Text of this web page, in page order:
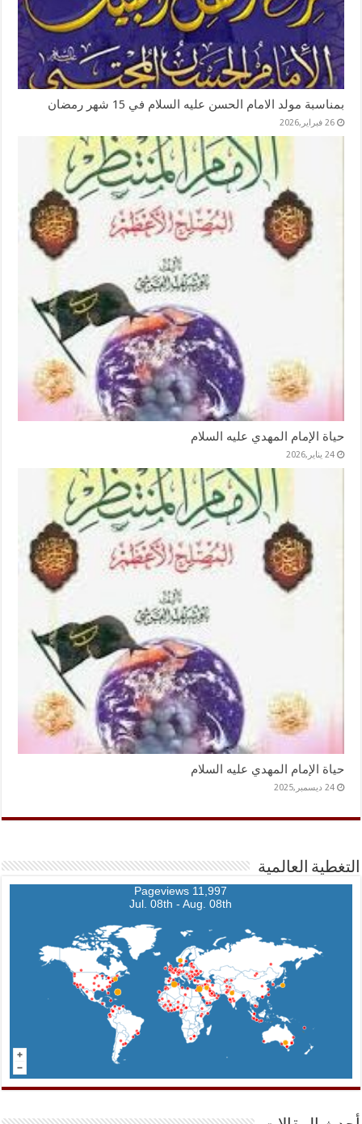
بمناسبة مولد الامام الحسن عليه السلام في 15 شهر رمضان
26 فبراير,2026
حياة الإمام المهدي عليه السلام
24 يناير,2026
حياة الإمام المهدي عليه السلام
24 ديسمبر,2025
التغطية العالمية
11,997 Pageviews
Jul. 08th - Aug. 08th